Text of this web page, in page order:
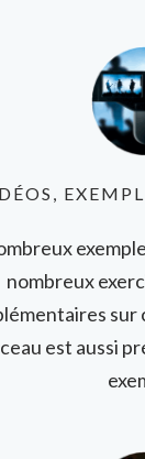
nombreux
sur
est aussi